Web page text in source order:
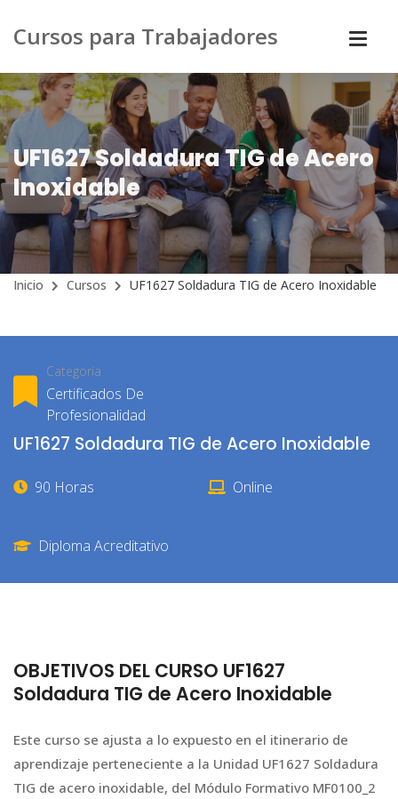
Cursos para Trabajadores
UF1627 Soldadura TIG de Acero
Inoxidable
Inicio Cursos UF1627 Soldadura TIG de Acero Inoxidable
Categoría
Certificados De
Profesionalidad
UF1627 Soldadura TIG de Acero Inoxidable
90 Horas Online
Diploma Acreditativo
OBJETIVOS DEL CURSO UF1627
Soldadura TIG de Acero Inoxidable
Este curso se ajusta a lo expuesto en el itinerario de
aprendizaje perteneciente a la Unidad UF1627 Soldadura
TIG de acero inoxidable, del Módulo Formativo MF0100_2